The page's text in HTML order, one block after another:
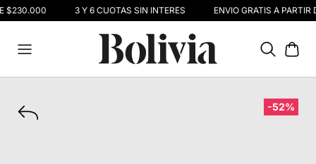
$230.000 3 Y 6 CUOTAS SIN INTERÉS ENVIO GRATIS A
-52%